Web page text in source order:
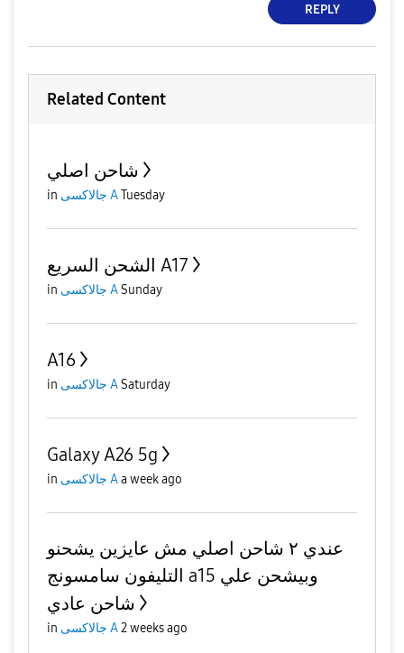
REPLY
Related Content
شاحن اصلي
in جالاكسى ATuesday
الشحن السريع A17
in جالاكسى ASunday
A16
in جالاكسى ASaturday
Galaxy A26 5g
in جالاكسى Aa week ago
عندي ٢ شاحن اصلي مش عايزين يشحنو
التليفون سامسونج a15 وبيشحن علي
شاحن عادي
in جالاكسى A2 weeks ago